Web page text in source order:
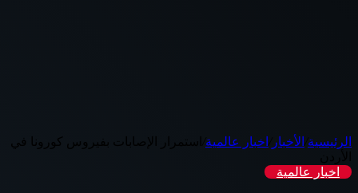
الرئيسية الأخبار اخبار عالمية
استمرار الإصابات بفيروس كورونا في
اخبار عالمية